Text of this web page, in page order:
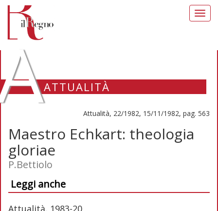
ATTUALITÀ
Attualità, 22/1982, 15/11/1982, pag. 563
Maestro Echkart: theologia
gloriae
P.Bettiolo
Leggi anche
Attualità, 1983-20